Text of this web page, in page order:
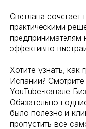
Светлана сочетает
практическими
предпринимателям
эффективно
Хотите узнать, как
Испании?
YouTube-канале
Обязательно
было полезно и
пропустить всё